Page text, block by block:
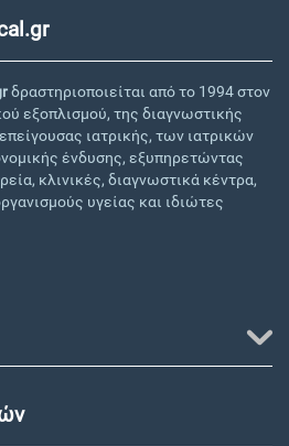
δραστηριοποιείται από το 1994 στον
εξοπλισμού, της διαγνωστικής
ιατρικής, των ιατρικών
ένδυσης, εξυπηρετώντας
κλινικές, διαγνωστικά κέντρα,
υγείας και ιδιώτες